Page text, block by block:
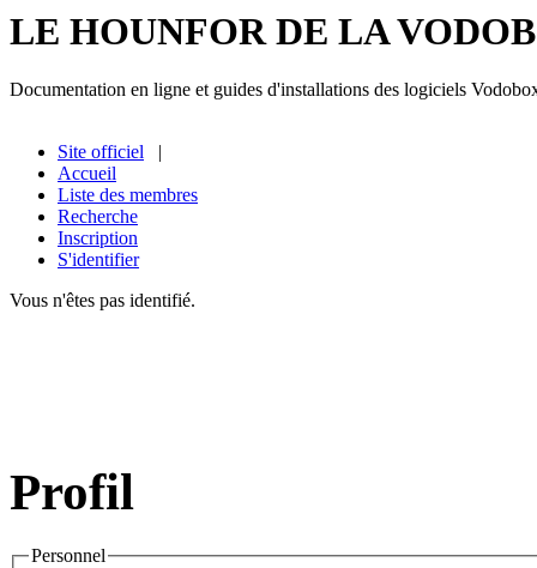
LE HOUNFOR DE LA
Documentation en ligne et guides d'installations des logiciels
Site officiel |
Accueil
Liste des membres
Recherche
Inscription
S'identifier
Vous n'êtes pas identifié.
Profil
Personnel